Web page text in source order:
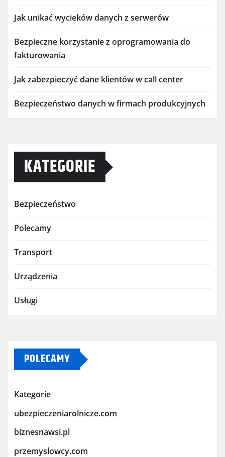
Jak unikać wycieków danych z serwerów
Bezpieczne korzystanie z oprogramowania do
fakturowania
Jak zabezpieczyć dane klientów w call center
Bezpieczeństwo danych w firmach produkcyjnych
KATEGORIE
Bezpieczeństwo
Polecamy
Transport
Urządzenia
Usługi
POLECAMY
Kategorie
ubezpieczeniarolnicze.com
biznesnawsi.pl
przemyslowcy.com